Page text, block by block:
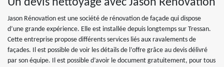
Un devis nettoyage avec Jason Rénovation
Jason Rénovation est une société de rénovation de façade qui dispose
d’une grande expérience. Elle est installée depuis longtemps sur Tressan.
Cette entreprise propose différents services liés aux ravalements de
façades. Il est possible de voir les détails de l’offre grâce au devis délivré
par son équipe. Il est possible d’avoir le document gratuitement, pour tous